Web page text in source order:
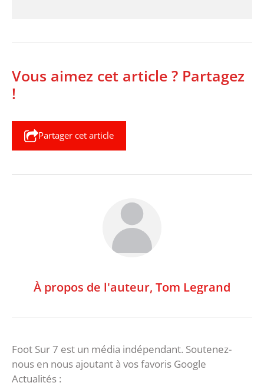
Vous aimez cet article ? Partagez
!
Partager cet article
À propos de l'auteur, Tom Legrand
Foot Sur 7 est un média indépendant. Soutenez-
nous en nous ajoutant à vos favoris Google
Actualités :